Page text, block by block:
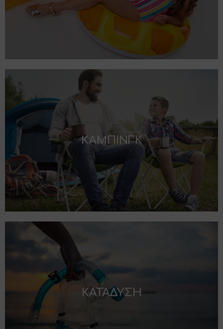
ΚΑΜΠΙΝΓΚ
ΚΑΤΑΔΥΣΗ